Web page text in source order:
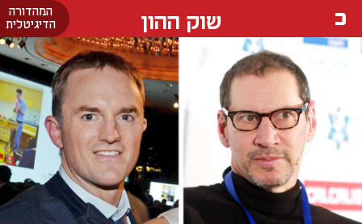
המהדורה
הדיגיטלית
שוק ההון